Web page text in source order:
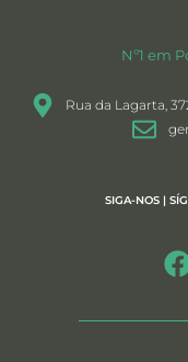
Nº1 em
Rua da Lagarta,
SIGA-NOS |